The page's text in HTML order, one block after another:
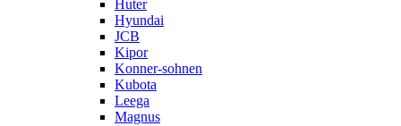
Huter
Hyundai
JCB
Kipor
Konner-sohnen
Kubota
Leega
Magnus